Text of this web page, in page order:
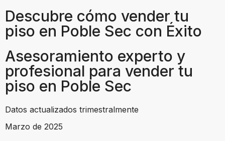
Descubre cómo vender tu
piso en Poble Sec con Éxito
Asesoramiento experto y
profesional para vender tu
piso en Poble Sec
Datos actualizados trimestralmente
Marzo de 2025